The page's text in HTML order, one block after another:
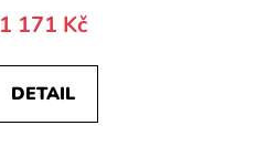
produktu
5,0
z
1 171 Kč
DETAIL